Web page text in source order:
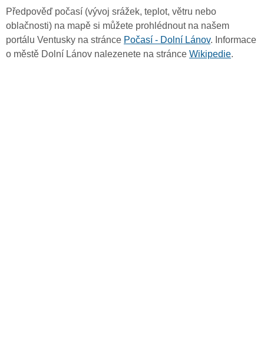
Předpověď počasí (vývoj srážek, teplot, větru nebo
oblačnosti) na mapě si můžete prohlédnout na našem
portálu Ventusky na stránce Počasí - Dolní Lánov. Informace
o městě Dolní Lánov nalezenete na stránce Wikipedie.